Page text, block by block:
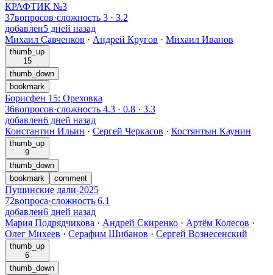
КРАФТИК №3
37вопросов·сложность 3 · 3.2
добавлен5 дней назад
Михаил Савченков · Андрей Кругов · Михаил Иванов
thumb_up
15
thumb_down
bookmark
Борисфен 15: Ореховка
36вопросов·сложность 4.3 · 0.8 · 3.3
добавлен6 дней назад
Константин Ильин · Сергей Черкасов · Костянтын Каунин
thumb_up
9
thumb_down
bookmark
comment
Пущинские дали-2025
72вопроса·сложность 6.1
добавлен6 дней назад
Мария Подрядчикова · Андрей Скиренко · Артём Колесов ·
Олег Михеев · Серафим Шибанов · Сергей Вознесенский
thumb_up
6
thumb_down